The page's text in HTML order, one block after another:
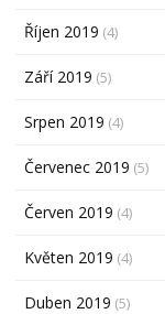
Říjen 2019 (4)
Září 2019 (5)
Srpen 2019 (4)
Červenec 2019 (5)
Červen 2019 (4)
Květen 2019 (4)
Duben 2019 (5)